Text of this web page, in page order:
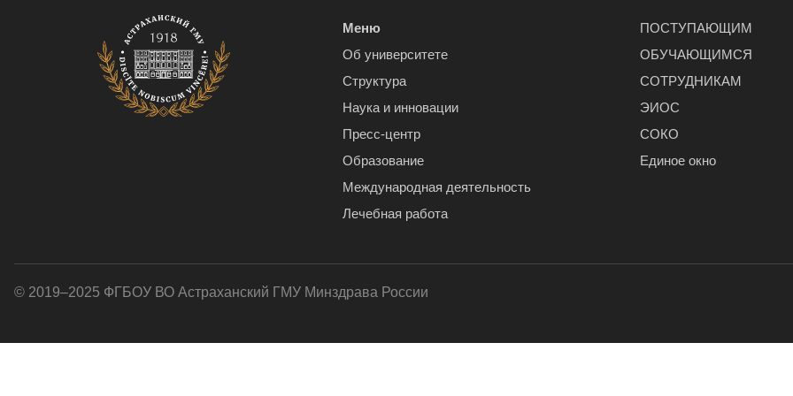
Меню
Об университете
Структура
Наука и инновации
Пресс-центр
Образование
Международная деятельность
Лечебная работа
ПОСТУПАЮЩИМ
ОБУЧАЮЩИМСЯ
СОТРУДНИКАМ
ЭИОС
СОКО
Единое окно
© 2019–2025 ФГБОУ ВО Астраханский ГМУ Минздрава России